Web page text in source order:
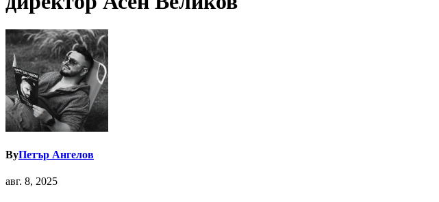
ByПетър Ангелов
авг. 8, 2025